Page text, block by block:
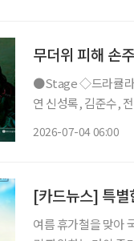
무더위 피해 손
●Stage ◇드라큘라 일정 7월 10일 ~ 10월 18일 장소 LG아트센터 서울 연출 데이빗 스완 출
연 신성록, 김준수,
2026-07-04 06:00
[카드뉴스] 특별
여름 휴가철을 맞아